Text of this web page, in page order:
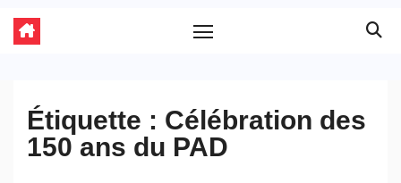
Étiquette : Célébration des
150 ans du PAD